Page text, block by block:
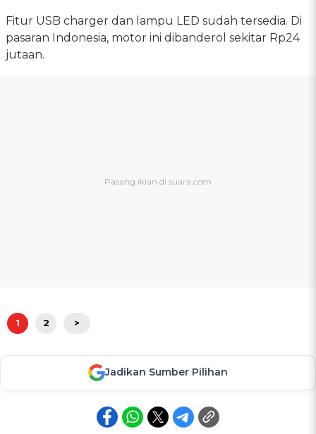
Fitur USB charger dan lampu LED sudah tersedia. Di
pasaran Indonesia, motor ini dibanderol sekitar Rp24
jutaan.
1 2 >
Jadikan Sumber Pilihan